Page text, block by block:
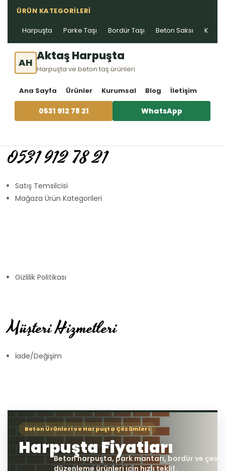
ÜRÜN KATEGORILERI
Harpuşta Parke Taşı Bordür Taşı Beton Saksı Kablo
AH Aktaş Harpuşta
Harpuşta ve beton taş ürünleri
Ana Sayfa Ürünler Kurumsal Blog İletişim
0531 912 78 21 WhatsApp
0531 912 78 21
Satış Temsilcisi
Mağaza Ürün Kategorileri
Gizlilik Politikası
Müşteri Hizmetleri
İade/Değişim